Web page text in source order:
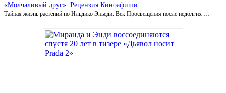
«Молчаливый друг»: Рецензия Киноафиши
Тайная жизнь растений по Ильдико Эньеди. Век Просвещения после недолгих …